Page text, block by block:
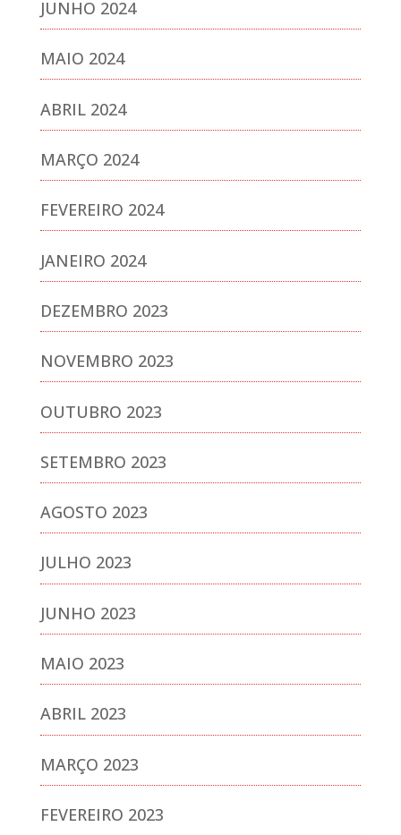
JUNHO 2024
MAIO 2024
ABRIL 2024
MARÇO 2024
FEVEREIRO 2024
JANEIRO 2024
DEZEMBRO 2023
NOVEMBRO 2023
OUTUBRO 2023
SETEMBRO 2023
AGOSTO 2023
JULHO 2023
JUNHO 2023
MAIO 2023
ABRIL 2023
MARÇO 2023
FEVEREIRO 2023